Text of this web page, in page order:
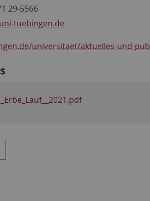
29-5566
tuebingen.de
universitaet/aktuelles-und-